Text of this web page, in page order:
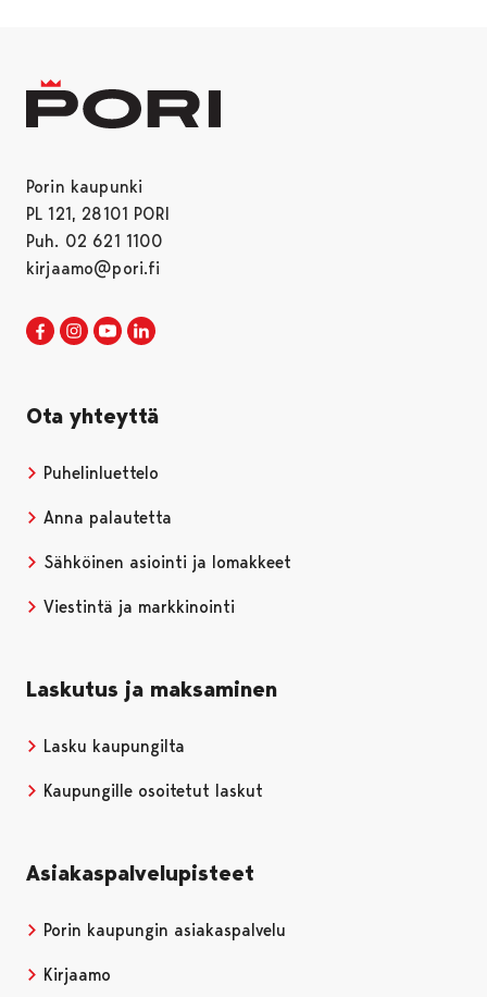
Porin kaupunki
PL 121, 28101 PORI
Puh. 02 621 1100
kirjaamo@pori.fi
Porin kaupunki Facebookissa
Avautuu uudessa välilehdessä
Porin kaupunki Instagramissa
Avautuu uudessa välilehdessä
Porin kaupunki Youtubessa
Avautuu uudessa välilehdessä
Ota yhteyttä
Puhelinluettelo
Anna palautetta
Sähköinen asiointi ja lomakkeet
Viestintä ja markkinointi
Laskutus ja maksaminen
Lasku kaupungilta
Kaupungille osoitetut laskut
Asiakaspalvelupisteet
Porin kaupungin asiakaspalvelu
Kirjaamo